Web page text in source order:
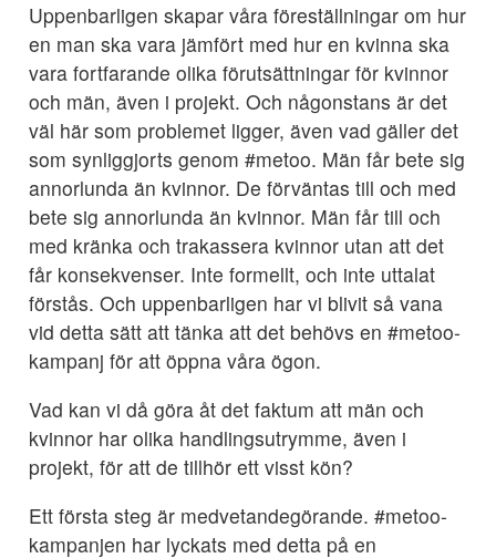
Uppenbarligen skapar våra föreställningar om hur
en man ska vara jämfört med hur en kvinna ska
vara fortfarande olika förutsättningar för kvinnor
och män, även i projekt. Och någonstans är det
väl här som problemet ligger, även vad gäller det
som synliggjorts genom #metoo. Män får bete sig
annorlunda än kvinnor. De förväntas till och med
bete sig annorlunda än kvinnor. Män får till och
med kränka och trakassera kvinnor utan att det
får konsekvenser. Inte formellt, och inte uttalat
förstås. Och uppenbarligen har vi blivit så vana
vid detta sätt att tänka att det behövs en #metoo-
kampanj för att öppna våra ögon.
Vad kan vi då göra åt det faktum att män och
kvinnor har olika handlingsutrymme, även i
projekt, för att de tillhör ett visst kön?
Ett första steg är medvetandegörande. #metoo-
kampanjen har lyckats med detta på en